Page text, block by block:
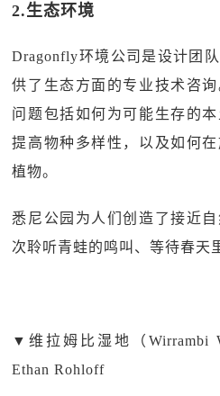
2.生态环境
Dragonfly环境公司是设计团
供了生态方面的专业技术咨
问题包括如何为可能生存的
提高物种多样性，以及如何
植物。
悉尼公园为人们创造了接近
次聆听青蛙的鸣叫、等待春天
▼维拉姆比湿地（Wirrambi
Ethan Rohloff